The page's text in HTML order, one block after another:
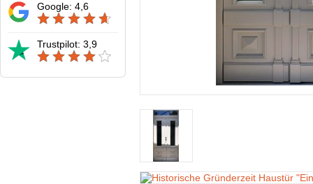
Google: 4,6
Trustpilot: 3,9